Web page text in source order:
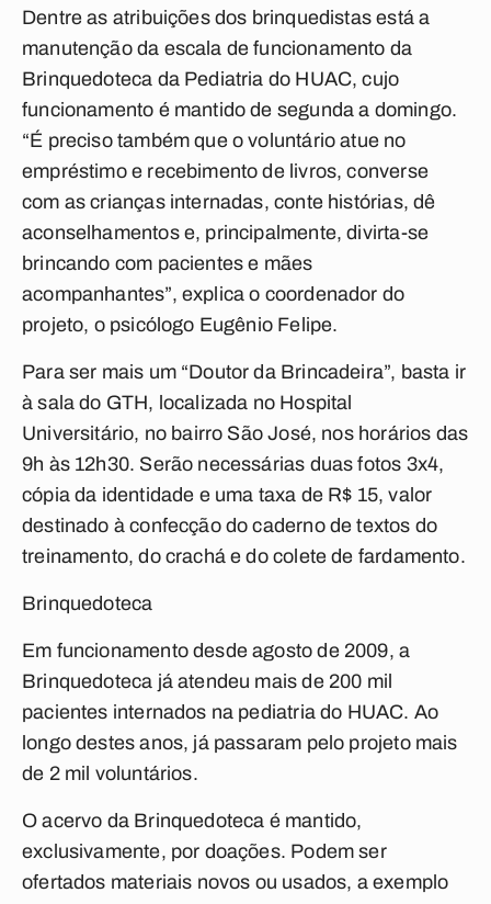
Dentre as atribuições dos brinquedistas está a
manutenção da escala de funcionamento da
Brinquedoteca da Pediatria do HUAC, cujo
funcionamento é mantido de segunda a domingo.
“É preciso também que o voluntário atue no
empréstimo e recebimento de livros, converse
com as crianças internadas, conte histórias, dê
aconselhamentos e, principalmente, divirta-se
brincando com pacientes e mães
acompanhantes”, explica o coordenador do
projeto, o psicólogo Eugênio Felipe.
Para ser mais um “Doutor da Brincadeira”, basta ir
à sala do GTH, localizada no Hospital
Universitário, no bairro São José, nos horários das
9h às 12h30. Serão necessárias duas fotos 3x4,
cópia da identidade e uma taxa de R$ 15, valor
destinado à confecção do caderno de textos do
treinamento, do crachá e do colete de fardamento.
Brinquedoteca
Em funcionamento desde agosto de 2009, a
Brinquedoteca já atendeu mais de 200 mil
pacientes internados na pediatria do HUAC. Ao
longo destes anos, já passaram pelo projeto mais
de 2 mil voluntários.
O acervo da Brinquedoteca é mantido,
exclusivamente, por doações. Podem ser
ofertados materiais novos ou usados, a exemplo